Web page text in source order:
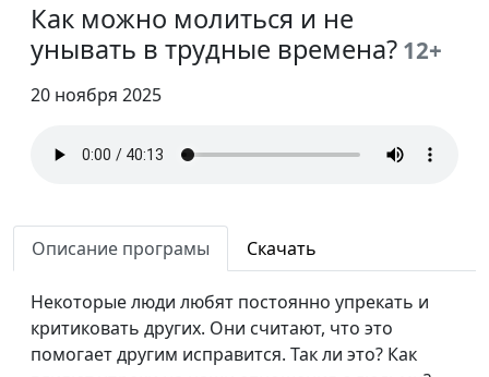
Как можно молиться и не
унывать в трудные времена? 12+
20 ноября 2025
Описание програмы Скачать
Некоторые люди любят постоянно упрекать и
критиковать других. Они считают, что это
помогает другим исправится. Так ли это? Как
Что такое обращение
к Богу?
Юлия Уткина, Николай
Кунцевич,
Как нам прозреть?
Юлия Уткина, Николай
#49
ждет награда?
Юлия Уткина, Николай
Кунцевич,
священнослужитель и
Елена Варнавская
#48